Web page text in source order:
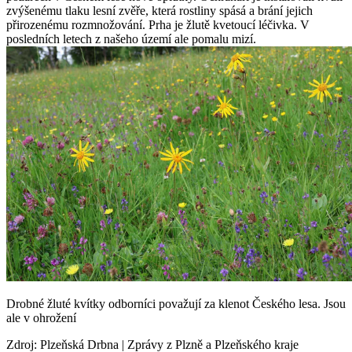
zvýšenému tlaku lesní zvěře, která rostliny spásá a brání jejich
přirozenému rozmnožování. Prha je žlutě kvetoucí léčivka. V
posledních letech z našeho území ale pomalu mizí.
Drobné žluté kvítky odborníci považují za klenot Českého lesa. Jsou
ale v ohrožení
Zdroj: Plzeňská Drbna | Zprávy z Plzně a Plzeňského kraje